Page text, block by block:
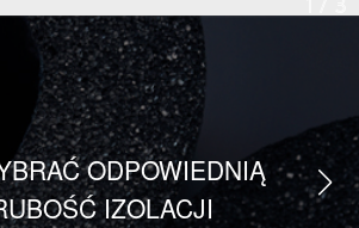
ODPOWIEDNIĄ
IZOLACJI